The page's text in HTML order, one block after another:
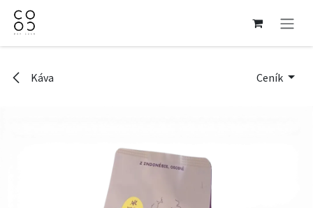
Přejít na obsah
Káva Ceník